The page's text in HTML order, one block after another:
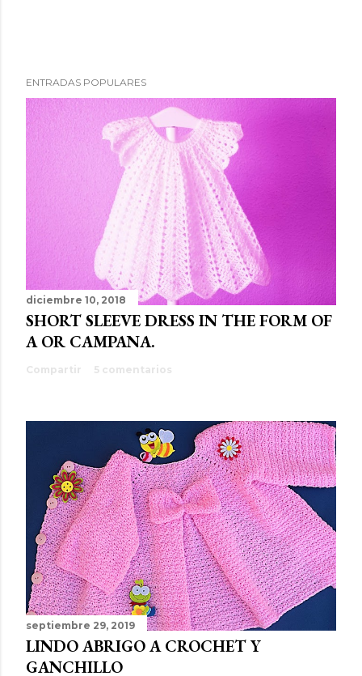
ENTRADAS POPULARES
diciembre 10, 2018
SHORT SLEEVE DRESS IN THE FORM OF
A OR CAMPANA.
Compartir 5 comentarios
septiembre 29, 2019
LINDO ABRIGO A CROCHET Y
GANCHILLO